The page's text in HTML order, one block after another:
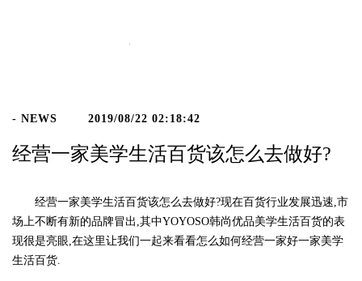
- NEWS 2019/08/22 02:18:42
经营一家美学生活百货该怎么去做好?
经营一家美学生活百货该怎么去做好?现在百货行业发展迅速,市
场上不断有新的品牌冒出,其中YOYOSO韩尚优品美学生活百货的表
现很是亮眼,在这里让我们一起来看看怎么如何经营一家好一家美学
生活百货.